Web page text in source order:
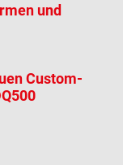
und
Custom-